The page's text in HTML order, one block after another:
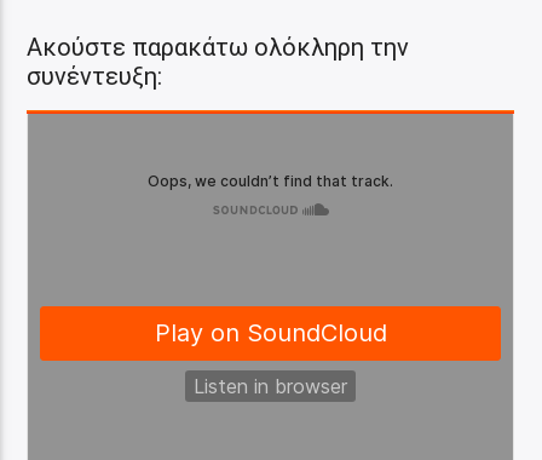
Ακούστε παρακάτω ολόκληρη την
συνέντευξη: